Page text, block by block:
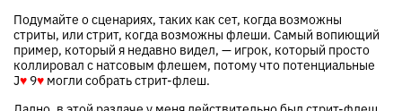
Подумайте о сценариях, таких как сет, когда возможны
стриты, или стрит, когда возможны флеши. Самый вопиющий
пример, который я недавно видел, — игрок, который просто
коллировал с натсовым флешем, потому что потенциальные
J♥ 9♥ могли собрать стрит-флеш.